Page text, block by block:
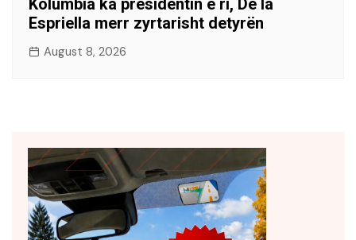
Kolumbia ka presidentin e ri, De la
Espriella merr zyrtarisht detyrën
August 8, 2026